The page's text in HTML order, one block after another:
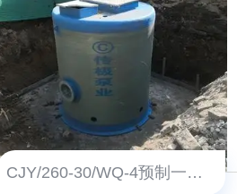
CJY/260-30/WQ-4预制一体化泵站设备